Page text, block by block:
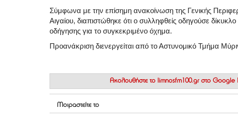
Σύμφωνα με την επίσημη ανακοίνωση της Γενικής
Αιγαίου, διαπιστώθηκε ότι ο συλληφθείς οδηγούσε
οδήγησης για το συγκεκριμένο όχημα.
Προανάκριση διενεργείται από το Αστυνομικό Τμήμα
Ακολουθήστε το limnosfm100.gr στο Google
Μοιραστείτε το